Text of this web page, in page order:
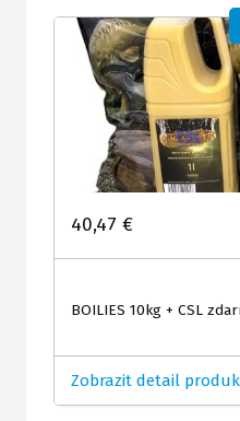
40,47 €
BOILIES 10kg + CSL
Zobrazit detail